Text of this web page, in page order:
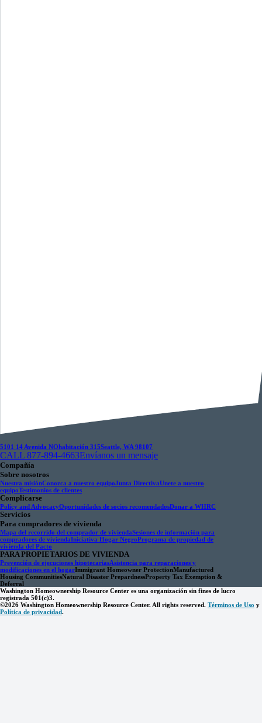
5101 14 Avenida NOhabitación 315Seattle, WA 98107
CALL 877-894-4663Envíanos un mensaje
Compañía
Sobre nosotros
Nuestra misiónConozca a nuestro equipoJunta DirectivaUnete a nuestro
equipoTestimonios de clientes
Complicarse
Policy and AdvocacyOportunidades de socios recomendadosDonar a WHRC
Servicios
Para compradores de vivienda
Mapa del recorrido del comprador de viviendaSesiones de información para
compradores de viviendaIniciativa Hogar NegroPrograma de propiedad de
vivienda del Pacto
PARA PROPIETARIOS DE VIVIENDA
Prevención de ejecuciones hipotecariasAsistencia para reparaciones y
modificaciones en el hogarImmigrant Homeowner ProtectionManufactured
Housing CommunitiesNatural Disaster PrepardnessProperty Tax Exemption &
Deferral
Washington Homeownership Resource Center es una organización sin fines de lucro
registrada 501(c)3.
©2026 Washington Homeownership Resource Center. All rights reserved. Términos de Uso y
Política de privacidad.